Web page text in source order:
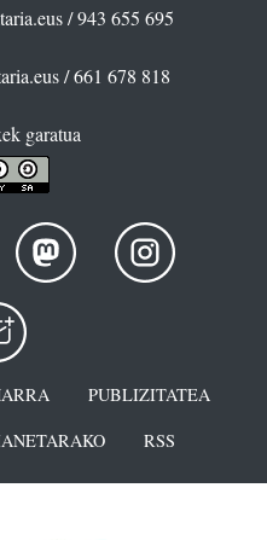
/ 943 655 695
/ 661 678 818
garatua
PUBLIZITATEA
RSS